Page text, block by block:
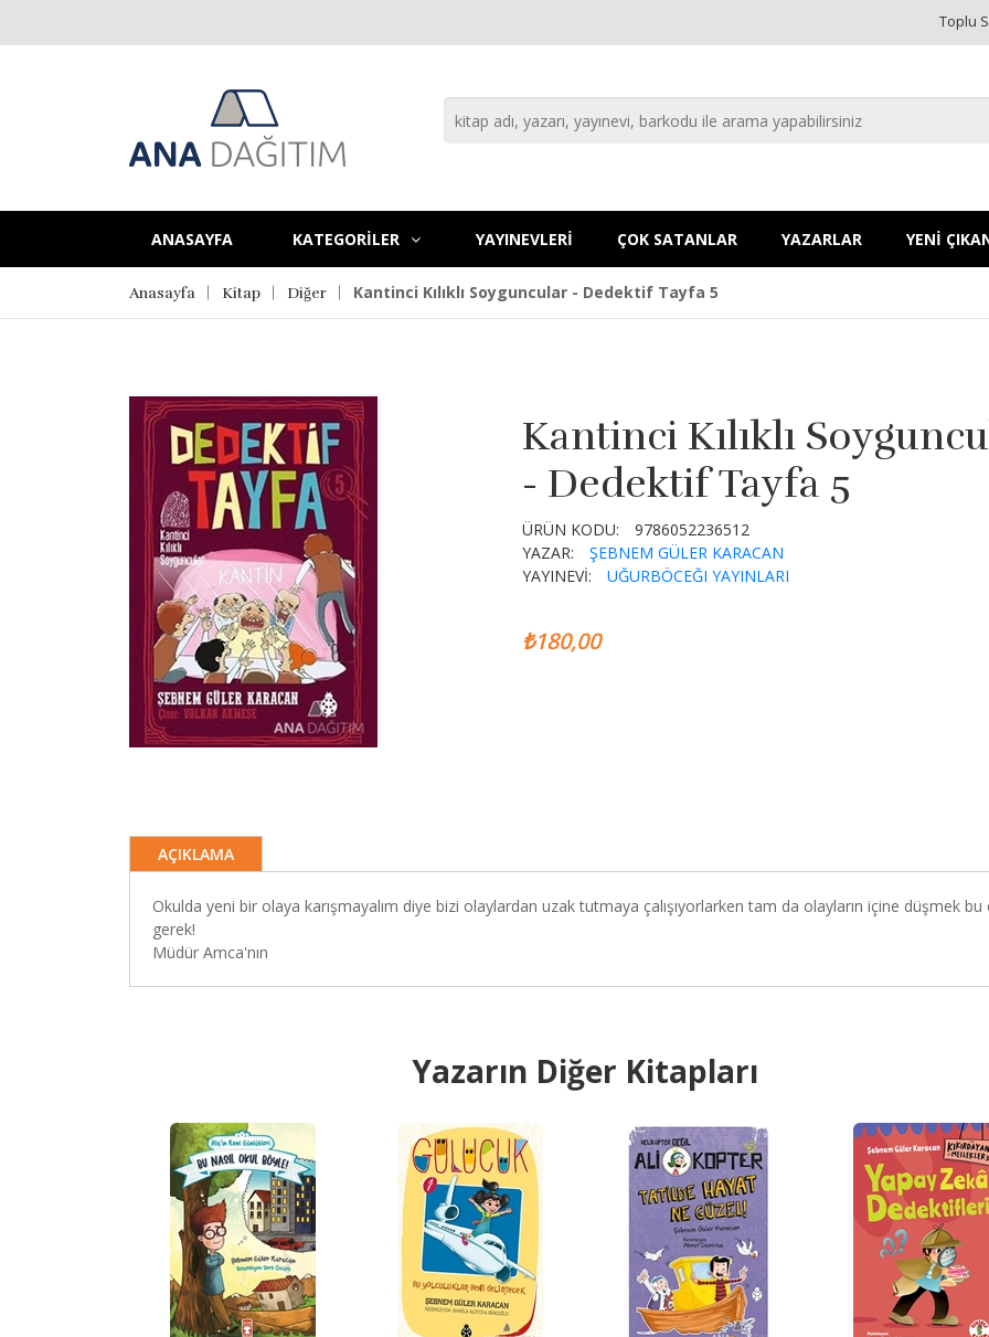
Toplu
ANASAYFA KATEGORİLER YAYINEVLERİ ÇOK SATANLAR YAZARLAR YENİ
Anasayfa Kitap Diğer Kantinci Kılıklı Soyguncular - Dedektif Tayfa 5
Kantinci Kılıklı
- Dedektif Tayfa 5
ÜRÜN KODU:
9786052236512
YAZAR:
ŞEBNEM GÜLER KARACAN
YAYINEVİ:
UĞURBÖCEĞI YAYINLARI
₺180,00
AÇIKLAMA
Okulda yeni bir olaya karışmayalım diye bizi olaylardan uzak tutmaya çalışıyorlarken tam da olayların içine düşmek bu
gerek!
Müdür Amca'nın
Yazarın Diğer Kitapları